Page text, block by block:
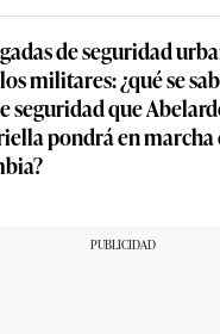
de seguridad
militares: ¿qué se
seguridad que
pondrá en marcha